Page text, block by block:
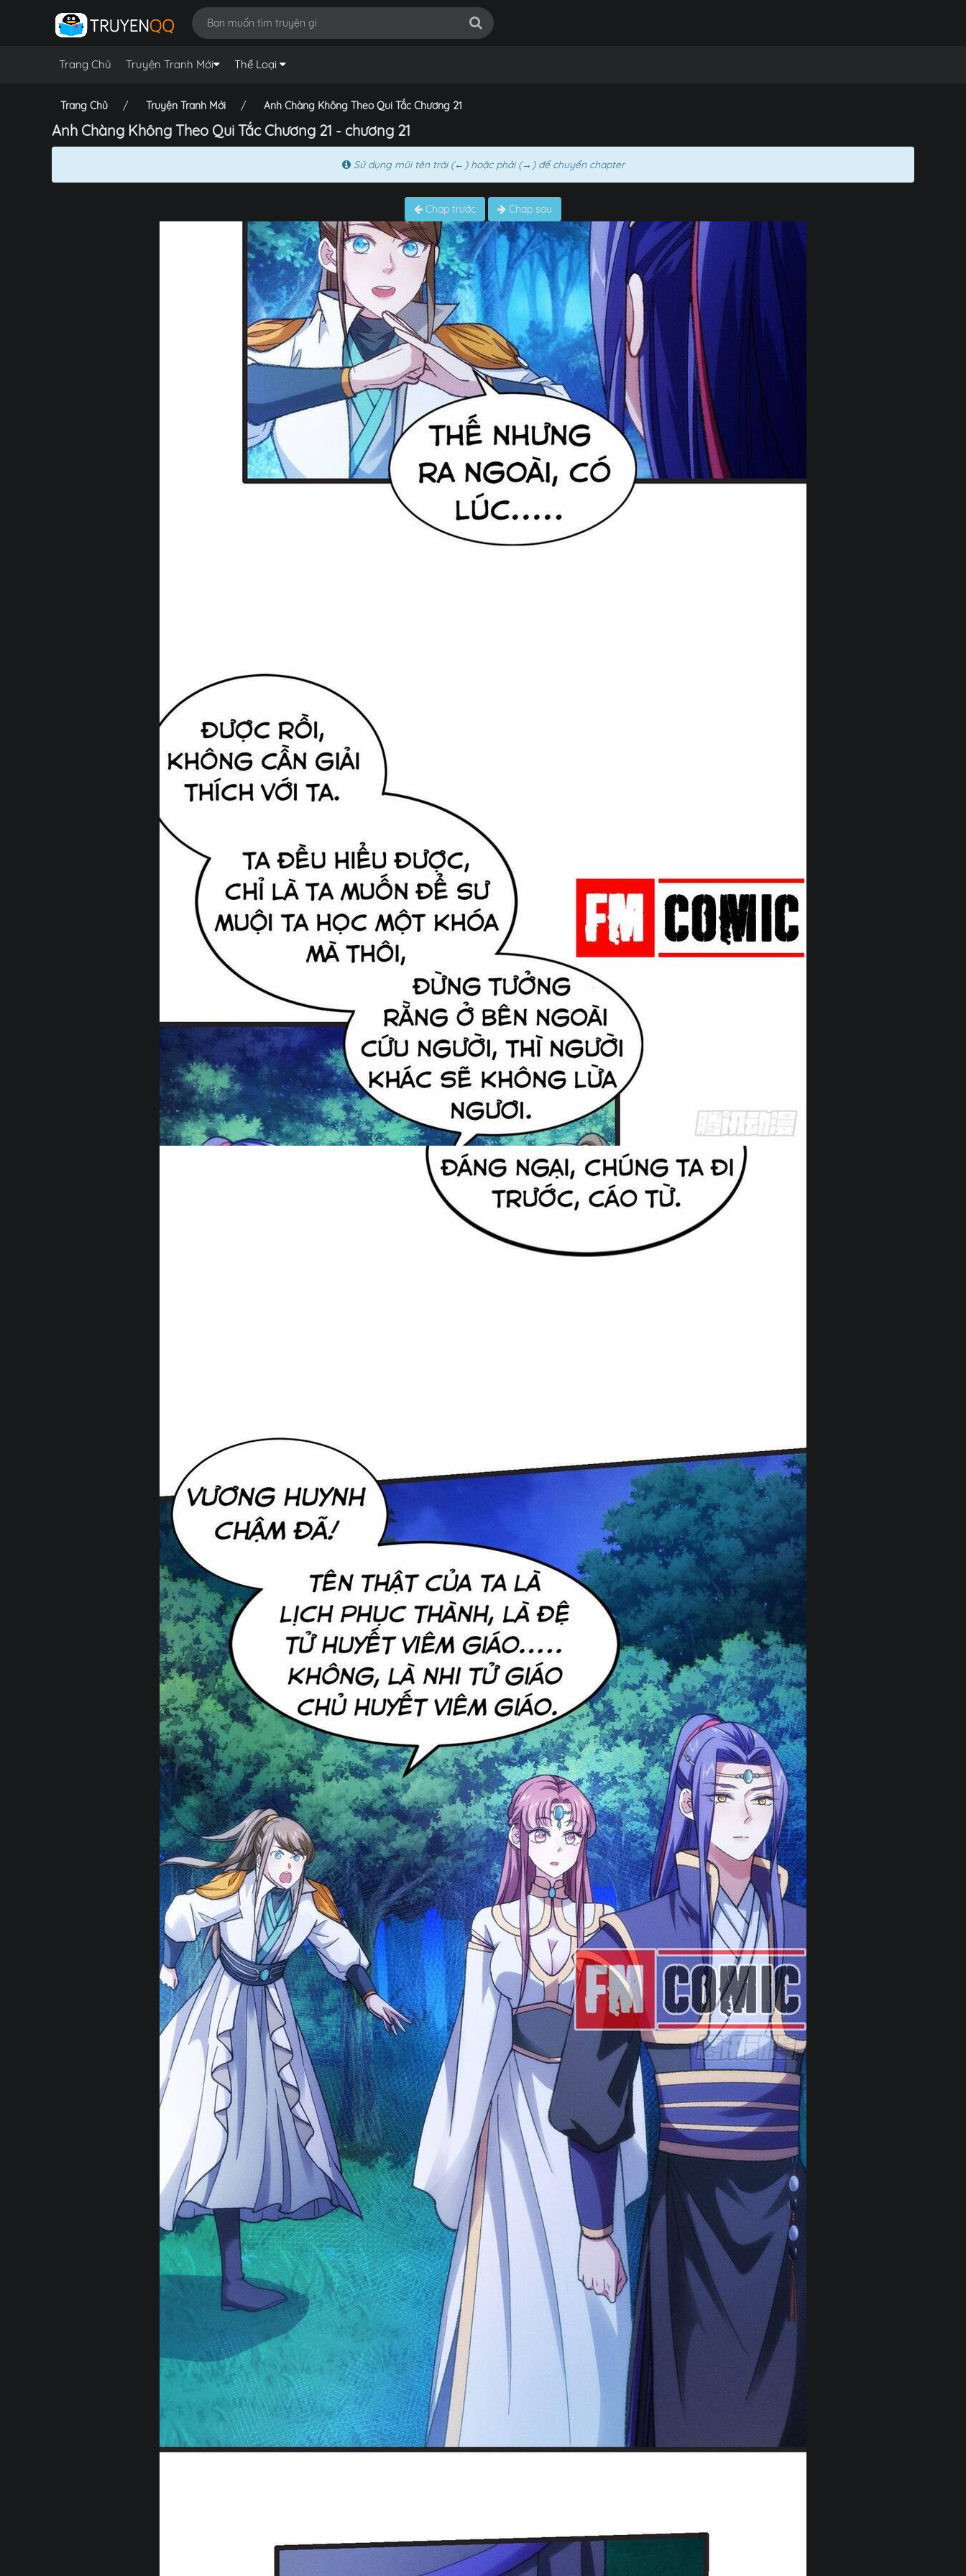
Trang Chủ Truyện Tranh Mới Thể Loại
Trang Chủ Truyện Tranh Mới Anh Chàng Không Theo Qui Tắc Chương 21
Anh Chàng Không Theo Qui Tắc Chương 21 - chương 21
Sử dụng mũi tên trái (←) hoặc phải (→) để chuyển chapter
Chap trước Chap sau